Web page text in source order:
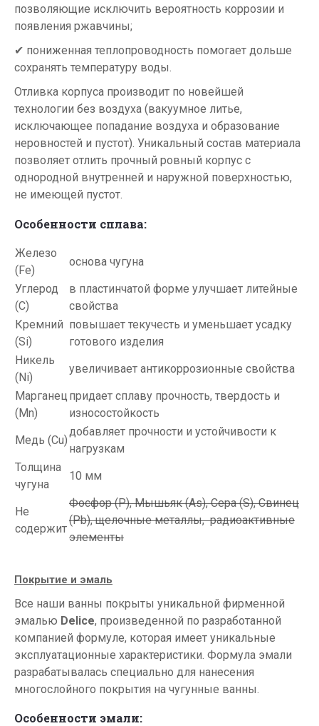
позволяющие исключить вероятность коррозии и
появления ржавчины;
✔ пониженная теплопроводность помогает дольше
сохранять температуру воды.
Отливка корпуса производит по новейшей
технологии без воздуха (вакуумное литье,
исключающее попадание воздуха и образование
неровностей и пустот). Уникальный состав материала
позволяет отлить прочный ровный корпус с
однородной внутренней и наружной поверхностью,
не имеющей пустот.
Особенности сплава:
Железо
(Fe)
основа чугуна
Углерод
(C)
в пластинчатой форме улучшает литейные
свойства
Кремний
(Si)
повышает текучесть и уменьшает усадку
готового изделия
Никель
(Ni)
увеличивает антикоррозионные свойства
Марганец
(Mn)
придает сплаву прочность, твердость и
износостойкость
Медь (Cu)
добавляет прочности и устойчивости к
нагрузкам
Толщина
чугуна
10 мм
Не
содержит
Фосфор(P), Мышьяк (As), Сера (S), Свинец
(Pb), щелочные металлы, радиоактивные
элементы
Покрытие и эмаль
Все наши ванны покрыты уникальной фирменной
эмалью Delice, произведенной по разработанной
компанией формуле, которая имеет уникальные
эксплуатационные характеристики. Формула эмали
разрабатывалась специально для нанесения
многослойного покрытия на чугунные ванны.
Особенности эмали: